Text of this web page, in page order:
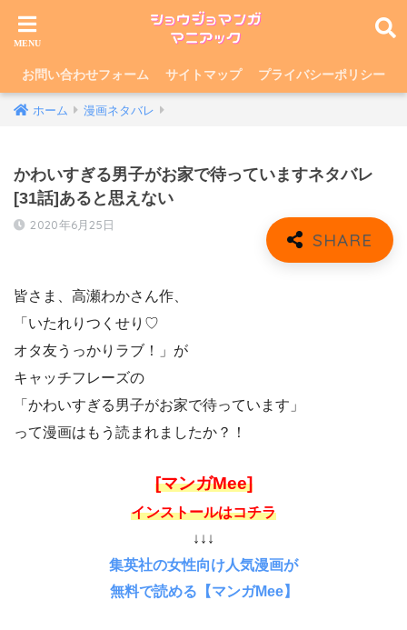
お問い合わせフォーム サイトマップ プライバシーポリシー
ホーム 漫画ネタバレ
かわいすぎる男子がお家で待っていますネタバレ
[31話]あると思えない
2020年6月25日
皆さま、高瀬わかさん作、
「いたれりつくせり♡
オタ友うっかりラブ！」が
キャッチフレーズの
「かわいすぎる男子がお家で待っています」
って漫画はもう読まれましたか？！
[マンガMee]
インストールはコチラ
↓↓↓
集英社の女性向け人気漫画が
無料で読める【マンガMee】